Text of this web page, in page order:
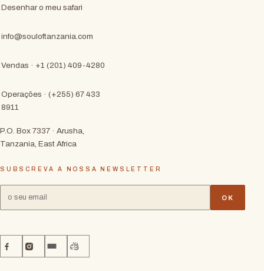
Desenhar o meu safari
info@souloftanzania.com
Vendas · +1 (201) 409-4280
Operações · (+255) 67 433
8911
P.O. Box 7337 · Arusha,
Tanzania, East Africa
SUBSCREVA A NOSSA NEWSLETTER
OK